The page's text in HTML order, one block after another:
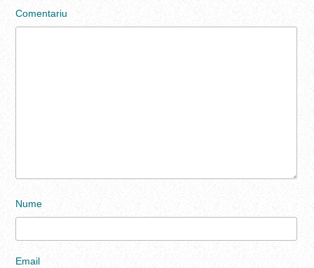
Comentariu
Nume
Email